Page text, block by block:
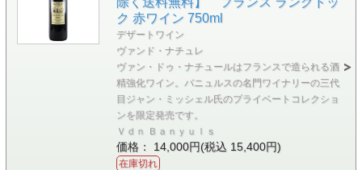
ク 赤ワイン 750ml
デザートワイン
ヴァンド・ナチュレ
ヴァン・ドゥ・ナチュールはフランスで造られる酒
精強化ワイン。バニュルスの名門ワイナリーの三代
目ジャン・ミッシェル氏のプライベートコレクショ
ンを限定発売です。
Ｖｄｎ Ｂａｎｙｕｌｓ
価格： 14,000円(税込 15,400円)
在庫切れ